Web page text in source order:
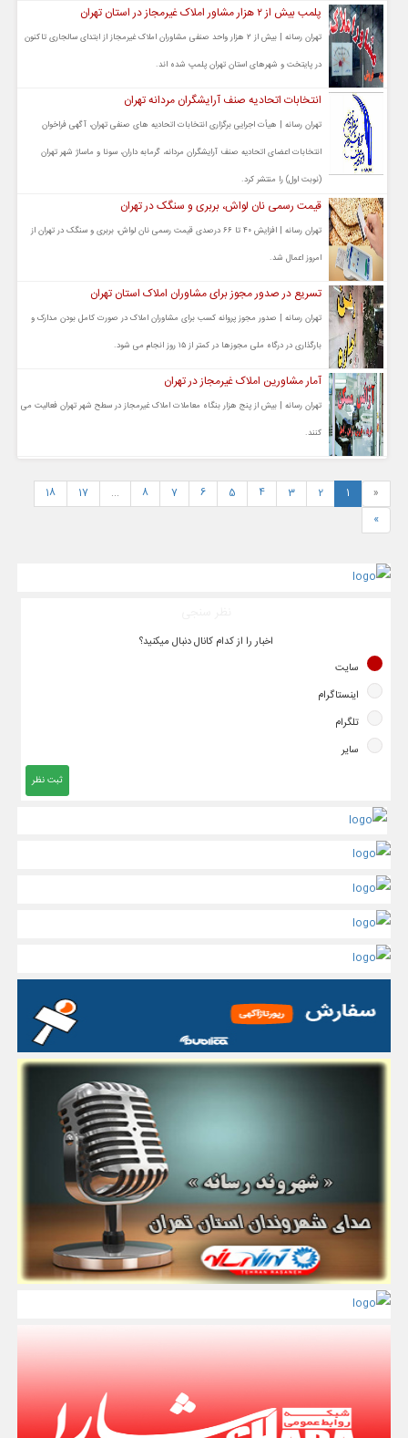
پلمب بیش از ۲ هزار مشاور املاک غیرمجاز در استان تهران
تهران رسانه | بیش از ۲ هزار واحد صنفی مشاوران املاک غیرمجاز از ابتدای سالجاری تاکنون
در پایتخت و شهرهای استان تهران پلمپ شده اند.
انتخابات اتحادیه صنف آرایشگران مردانه تهران
تهران رسانه | هیأت اجرایی برگزاری انتخابات اتحادیه های صنفی تهران، آگهی فراخوان
انتخابات اعضای اتحادیه صنف آرایشگران مردانه، گرمابه داران، سونا و ماساژ شهر تهران
(نوبت اول) را منتشر کرد.
قیمت رسمی نان لواش، بربری و سنگک در تهران
تهران رسانه | افزایش ۴۰ تا ۶۶ درصدی قیمت رسمی نان لواش، بربری و سنگک در تهران از
امروز اعمال شد.
تسریع در صدور مجوز برای مشاوران املاک استان تهران
تهران رسانه | صدور مجوز پروانه کسب برای مشاوران املاک در صورت کامل بودن مدارک و
بارگذاری در درگاه ملی مجوزها در کمتر از ۱۵ روز انجام می شود.
آمار مشاورین املاک غیرمجاز در تهران
تهران رسانه | بیش از پنج هزار بنگاه معاملات املاک غیرمجاز در سطح شهر تهران فعالیت می
کنند.
«
1
2
3
4
5
6
7
8
...
17
18
»
اخبار را از کدام کانال دنبال میکنید؟
سایت
اینستاگرام
تلگرام
سایر
ثبت نظر